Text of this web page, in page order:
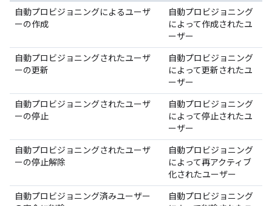
自動プロビジョニングによるユーザ
ーの作成
自動プロビジョニング
によって作成されたユ
ーザー
自動プロビジョニングされたユーザ
ーの更新
自動プロビジョニング
によって更新されたユ
ーザー
自動プロビジョニングされたユーザ
ーの停止
自動プロビジョニング
によって停止されたユ
ーザー
自動プロビジョニングされたユーザ
ーの停止解除
自動プロビジョニング
によって再アクティブ
化されたユーザー
自動プロビジョニング済みユーザー
自動プロビジョニング